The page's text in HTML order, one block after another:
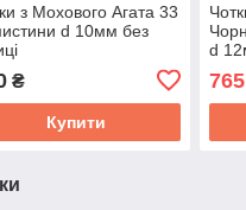
з Мохового Агата 33
d 10мм без
₴
Купити
d
765